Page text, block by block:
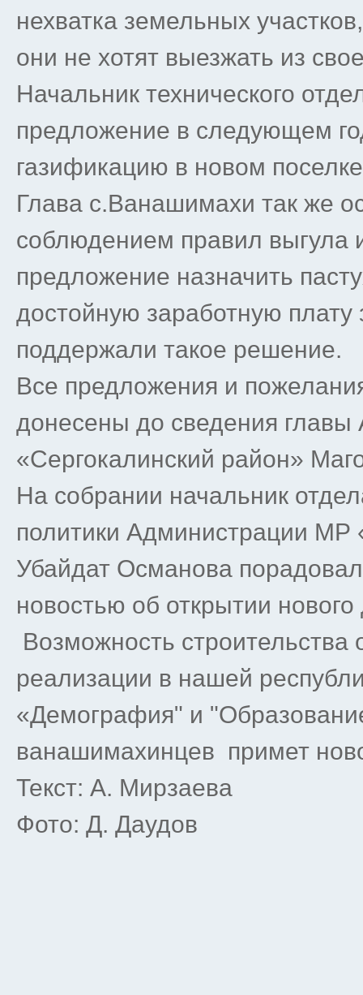
нехватка земельных
они не хотят выезжать из
Начальник технического
предложение в следующем
газификацию в новом
Глава с.Ванашимахи так же
соблюдением правил выгула
предложение назначить
достойную заработную
поддержали такое решение.
Все предложения и
донесены до сведения
«Сергокалинский район»
На собрании начальник
политики Администрации МР
Убайдат Османова
новостью об открытии нового
Возможность строительства
реализации в нашей
«Демография" и
ванашимахинцев примет
Текст: А. Мирзаева
Фото: Д. Даудов